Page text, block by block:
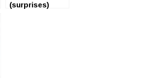
(surprises)